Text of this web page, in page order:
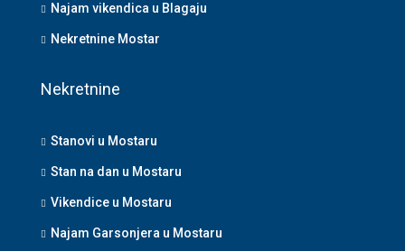
Najam vikendica u Blagaju
Nekretnine Mostar
Nekretnine
Stanovi u Mostaru
Stan na dan u Mostaru
Vikendice u Mostaru
Najam Garsonjera u Mostaru